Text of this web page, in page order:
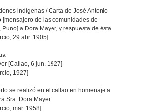
indígenas / Carta de José Antonio
[mensajero de las comunidades de
Puno] a Dora Mayer, y respuesta de ésta
29 abr. 1905]
[Callao, 6 jun. 1927]
1927]
se realizó en el callao en homenaje a
Sra. Dora Mayer
mar. 1958]